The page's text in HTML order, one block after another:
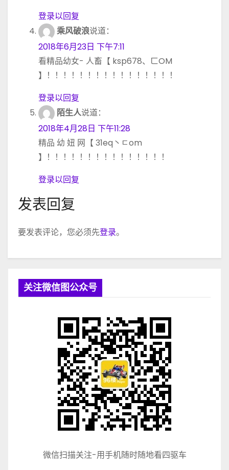
登录以回复
乘风破浪说道：
2018年6月23日 下午7:11
看精品幼女- 人畜【 ksp678、ㄈOM
】！！！！！！！！！！！！！！！！
登录以回复
陌生人说道：
2018年4月28日 下午11:28
精品 幼 妞 网【 31eq丶ㄷom
】！！！！！！！！！！！！！！！
登录以回复
发表回复
要发表评论，您必须先登录。
关注微信图公众号
微信扫描关注-用手机随时随地看四驱车